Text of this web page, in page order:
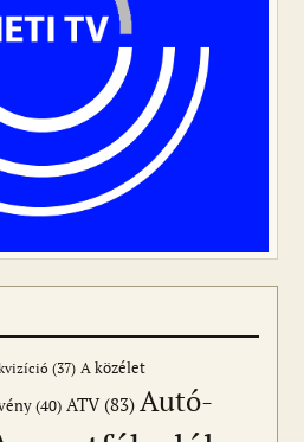
(37) A közélet
(40) ATV(83) Autó-